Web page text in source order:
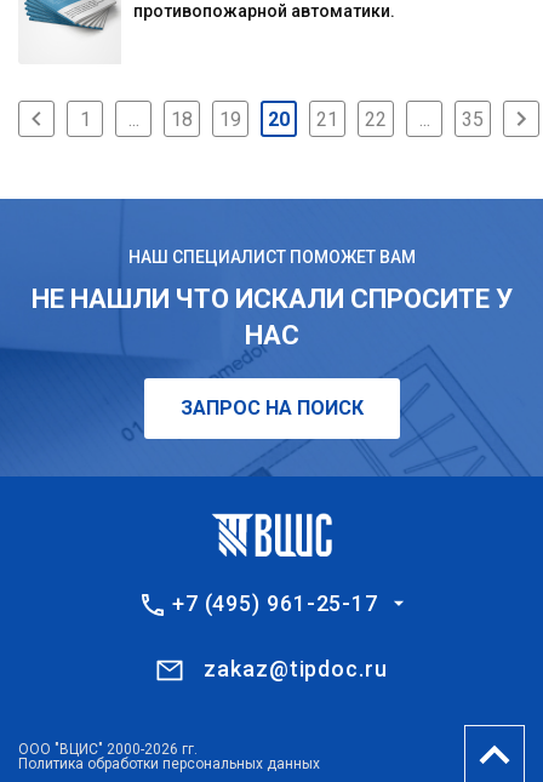
противопожарной автоматики.
1 ... 18 19 20 21 22 ... 35
НАШ СПЕЦИАЛИСТ ПОМОЖЕТ ВАМ
НЕ НАШЛИ ЧТО ИСКАЛИ СПРОСИТЕ У
НАС
ЗАПРОС НА ПОИСК
+7 (495) 961-25-17
zakaz@tipdoc.ru
ООО "ВЦИС" 2000-2026 гг.
Политика обработки персональных данных